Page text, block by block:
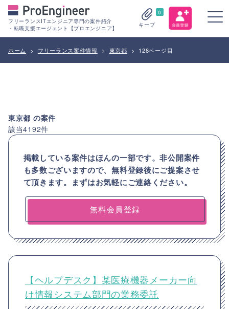
フリーランスITエンジニア専門の案件紹介
・転職支援エージェント【プロエンジニア】
0
キープ
ホーム > フリーランス案件情報 > 東京都 > 128ページ目
東京都 の案件
該当4192件
掲載している案件はほんの一部です。非公開案件
も多数ございますので、無料登録後にご提案させ
て頂きます。まずはお気軽にご連絡ください。
無料会員登録
【ヘルプデスク】某医療機器メーカー向
け情報システム部門の業務委託